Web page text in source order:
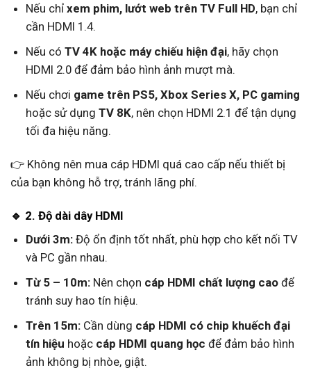
Nếu chỉ xem phim, lướt web trên TV Full HD, bạn chỉ
cần HDMI 1.4.
Nếu có TV 4K hoặc máy chiếu hiện đại, hãy chọn
HDMI 2.0 để đảm bảo hình ảnh mượt mà.
Nếu chơi game trên PS5, Xbox Series X, PC gaming
hoặc sử dụng TV 8K, nên chọn HDMI 2.1 để tận dụng
tối đa hiệu năng.
👉 Không nên mua cáp HDMI quá cao cấp nếu thiết bị
của bạn không hỗ trợ, tránh lãng phí.
🔹 2. Độ dài dây HDMI
Dưới 3m:Độ ổn định tốt nhất, phù hợp cho kết nối TV
và PC gần nhau.
Từ 5 – 10m:Nên chọn cáp HDMI chất lượng caođể
tránh suy hao tín hiệu.
Trên 15m:Cần dùng cáp HDMI có chip khuếch đại
tín hiệu hoặc cáp HDMI quang học để đảm bảo hình
ảnh không bị nhòe, giật.